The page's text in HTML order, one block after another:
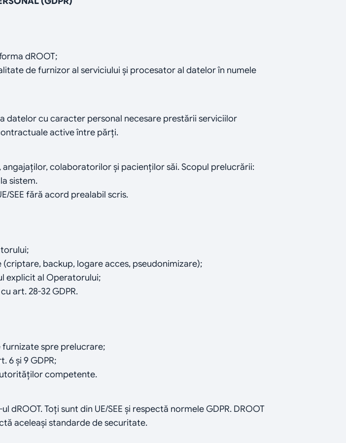
dROOT;
de furnizor al serviciului și procesator al datelor în numele
cu caracter personal necesare prestării serviciilor
active între părți.
colaboratorilor și pacienților săi. Scopul prelucrării:
sistem.
SEE fără acord prealabil scris.
backup, logare acces, pseudonimizare);
explicit al Operatorului;
art. 28-32 GDPR.
spre prelucrare;
6 și 9 GDPR;
competente.
Toți sunt din UE/SEE și respectă normele GDPR. DROOT
aceleași standarde de securitate.